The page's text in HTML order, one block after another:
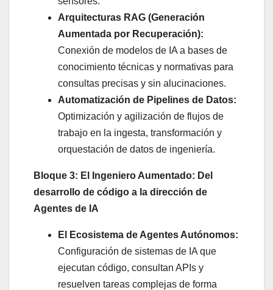
Arquitecturas RAG (Generación
Aumentada por Recuperación):
Conexión de modelos de IA a bases de
conocimiento técnicas y normativas para
consultas precisas y sin alucinaciones.
Automatización de Pipelines de Datos:
Optimización y agilización de flujos de
trabajo en la ingesta, transformación y
orquestación de datos de ingeniería.
Bloque 3: El Ingeniero Aumentado: Del
desarrollo de código a la dirección de
Agentes de IA
El Ecosistema de Agentes Autónomos:
Configuración de sistemas de IA que
ejecutan código, consultan APIs y
resuelven tareas complejas de forma